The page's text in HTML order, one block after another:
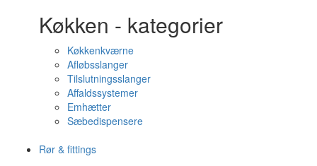
Køkken - kategorier
Køkkenkværne
Afløbsslanger
Tilslutningsslanger
Affaldssystemer
Emhætter
Sæbedispensere
Rør & fittings